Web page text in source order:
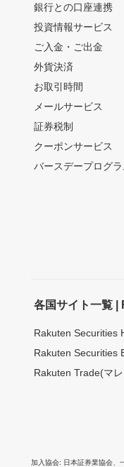
銀行との口座連携
投資情報サービス
ご入金・ご出金
外貨決済
お取引時間
メールサービス
証券税制
クーポンサービス
バースデープログラ
各国サイト一覧 |
Rakuten Securities
Rakuten Securities
Rakuten Trade(マ
加入協会 日本証券業協会